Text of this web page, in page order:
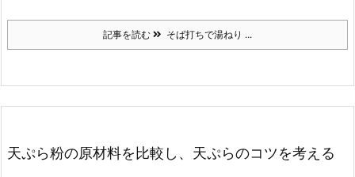
記事を読む そば打ちで湯ねり ...
天ぷら粉の原材料を比較し、天ぷらのコツを考える